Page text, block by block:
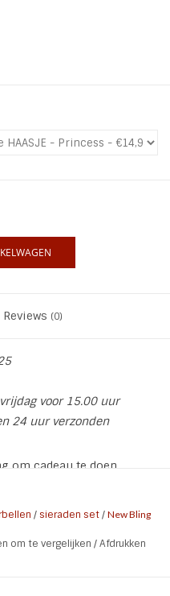
Reviews (0)
voor 15.00 uur
24 uur verzonden
om cadeau te doen.
/sieraden set/ New Bling
om te vergelijken /Afdrukken